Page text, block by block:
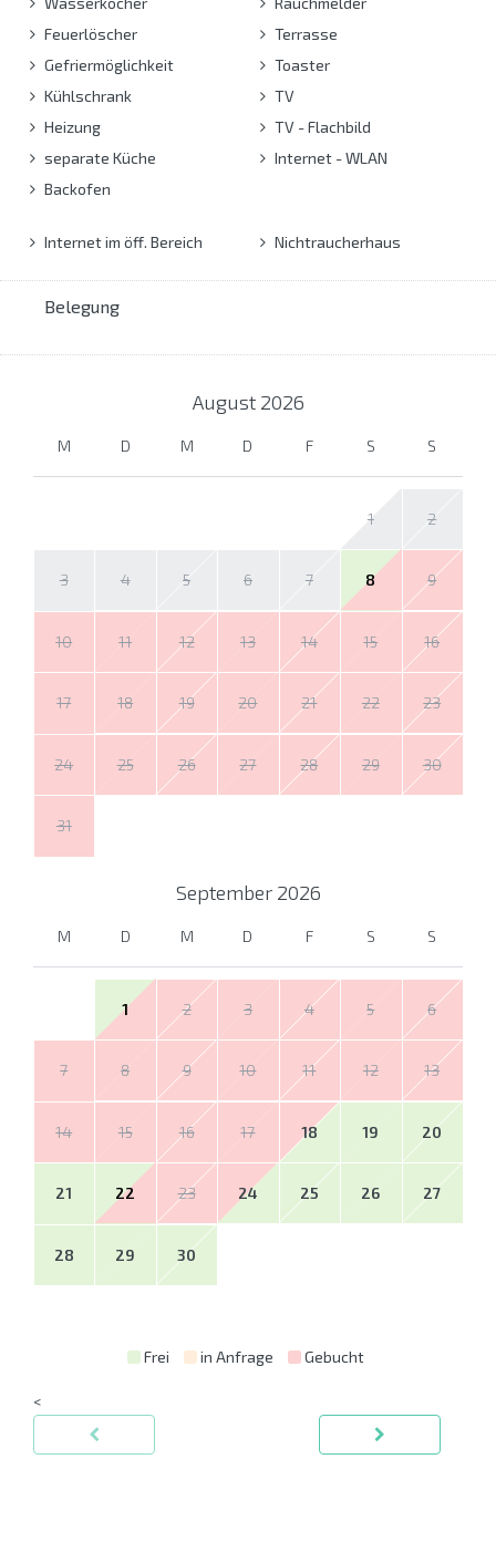
Feuerlöscher
Gefriermöglichkeit
Kühlschrank
Heizung
separate Küche
Backofen
Terrasse
Toaster
TV
TV - Flachbild
Internet - WLAN
Internet im öff. Bereich Nichtraucherhaus
Belegung
August 2026
M D M D F S S
1 2
3 4 5 6 7 8 9
10 11 12 13 14 15 16
17 18 19 20 21 22 23
24 25 26 27 28 29 30
31
September 2026
M D M D F S S
1 2 3 4 5 6
7 8 9 10 11 12 13
14 15 16 17 18 19 20
21 22 23 24 25 26 27
28 29 30
Frei in Anfrage Gebucht
<